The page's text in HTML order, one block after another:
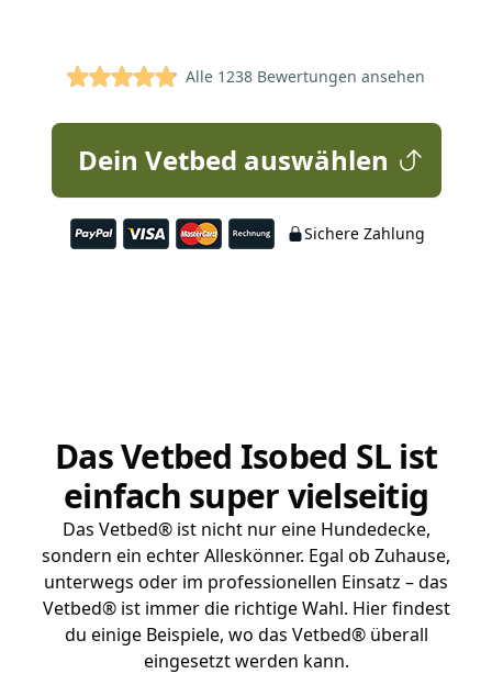
4.9 von 5 SternenAlle 1238 Bewertungen ansehen
Dein Vetbed auswählen
Sichere Zahlung
Das Vetbed Isobed SL ist
einfach super vielseitig
Das Vetbed® ist nicht nur eine Hundedecke,
sondern ein echter Alleskönner. Egal ob Zuhause,
unterwegs oder im professionellen Einsatz – das
Vetbed® ist immer die richtige Wahl. Hier findest
du einige Beispiele, wo das Vetbed® überall
eingesetzt werden kann.